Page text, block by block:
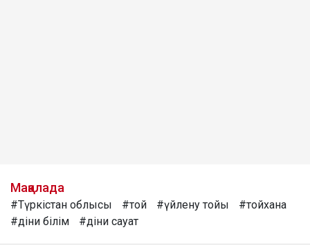
Мақалада
#Түркістан облысы #той #үйлену тойы
#тойхана
#діни білім
#діни сауат